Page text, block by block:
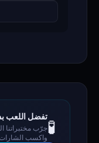
🧪تفضل اللعب
جرّب مختبراتنا
واكسب